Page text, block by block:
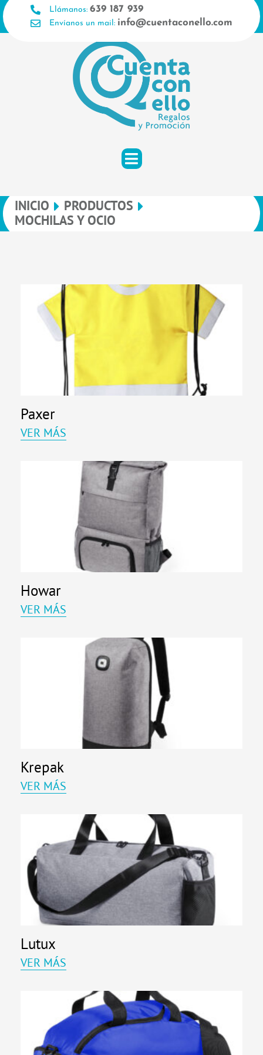
Ir
al
contenido
Llámanos: 639 187 939
Envíanos un mail: info@cuentaconello.com
INICIO
PRODUCTOS
MOCHILAS Y OCIO
Paxer
VER MÁS
Howar
VER MÁS
Krepak
VER MÁS
Lutux
VER MÁS
Página
Página
PáginaPágina